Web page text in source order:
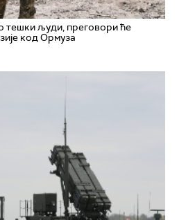
тешки људи, преговори ће
код Ормуза